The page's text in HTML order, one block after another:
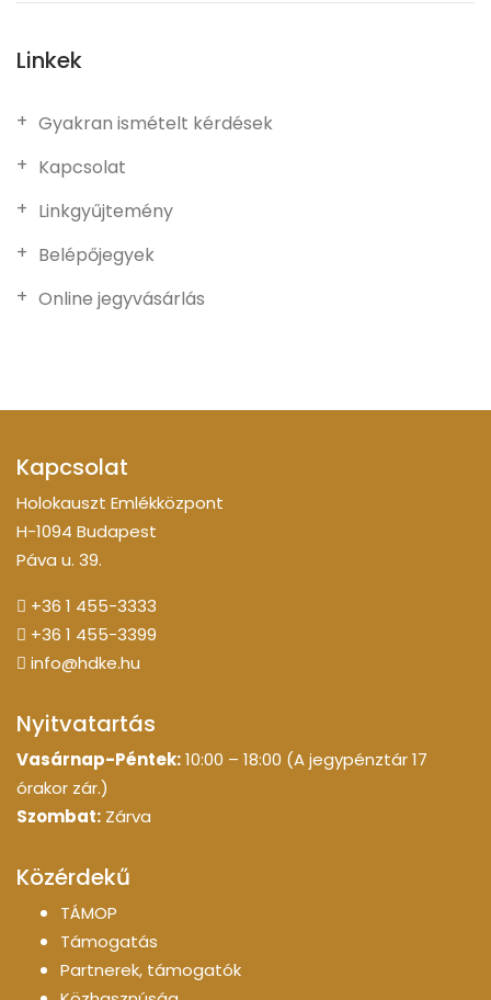
Linkek
Gyakran ismételt kérdések
Kapcsolat
Linkgyűjtemény
Belépőjegyek
Online jegyvásárlás
Kapcsolat
Holokauszt Emlékközpont
H-1094 Budapest
Páva u. 39.
+36 1 455-3333
+36 1 455-3399
info@hdke.hu
Nyitvatartás
Vasárnap-Péntek:10:00 – 18:00 (A jegypénztár 17
órakor zár.)
Szombat: Zárva
Közérdekű
TÁMOP
Támogatás
Partnerek, támogatók